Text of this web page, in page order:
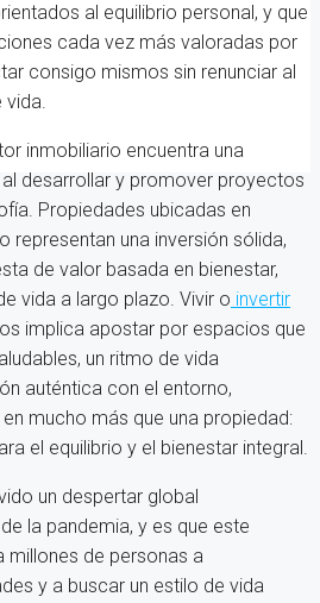
al equilibrio personal, y que
cada vez más valoradas por
consigo mismos sin renunciar al
vida.
inmobiliario encuentra una
desarrollar y promover proyectos
Propiedades ubicadas en
representan una inversión sólida,
de valor basada en bienestar,
vida a largo plazo. Vivir o invertir
implica apostar por espacios que
un ritmo de vida
auténtica con el entorno,
mucho más que una propiedad:
el equilibrio y el bienestar integral.
un despertar global
la pandemia, y es que este
millones de personas a
y a buscar un estilo de vida